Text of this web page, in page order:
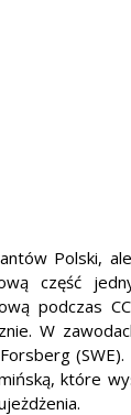
Polski,
część
podczas
W
które